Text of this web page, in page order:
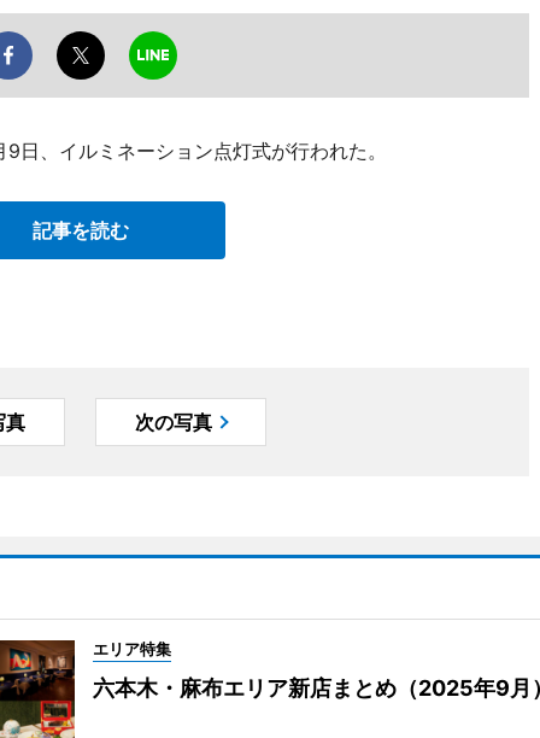
日、イルミネーション点灯式が行われた。
記事を読む
真 次の写真
エリア特集
六本木・麻布エリア新店まとめ（2025年9月